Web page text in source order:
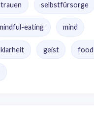
selbstfürsorge
eating mind
klarheit geist